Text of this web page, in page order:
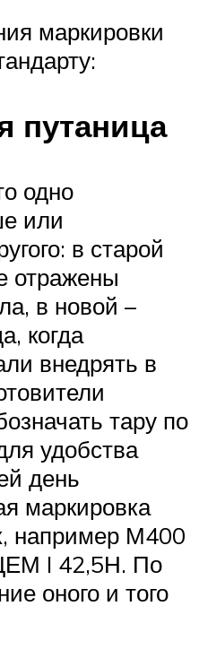
маркировки
путаница
одно
или
в старой
отражены
в новой –
когда
внедрять в
тару по
удобства
день
маркировка
например М400
I 42,5Н. По
оного и того